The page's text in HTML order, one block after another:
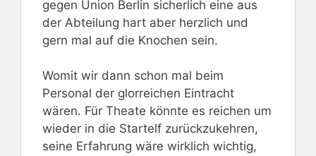
gegen Union Berlin sicherlich eine aus
der Abteilung hart aber herzlich und
gern mal auf die Knochen sein.
Womit wir dann schon mal beim
Personal der glorreichen Eintracht
wären. Für Theate könnte es reichen um
wieder in die Startelf zurückzukehren,
seine Erfahrung wäre wirklich wichtig,